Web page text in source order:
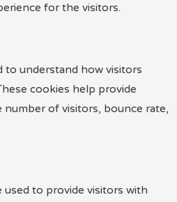
for the visitors.
to understand how visitors
cookies help provide
of visitors, bounce rate,
to provide visitors with